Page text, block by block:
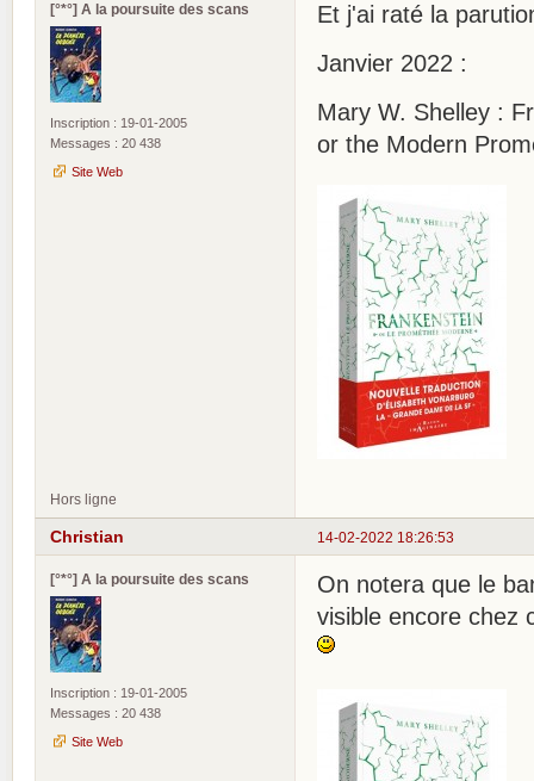
[°*°] A la poursuite des scans
Inscription : 19-01-2005
Messages : 20 438
Site Web
Et j'ai raté la
Janvier 2022 :
Mary W. Shelley :
or the Modern
Hors ligne
14-02-2022 18:26:53
Christian
[°*°] A la poursuite des scans
Inscription : 19-01-2005
Messages : 20 438
Site Web
On notera que le
visible encore chez